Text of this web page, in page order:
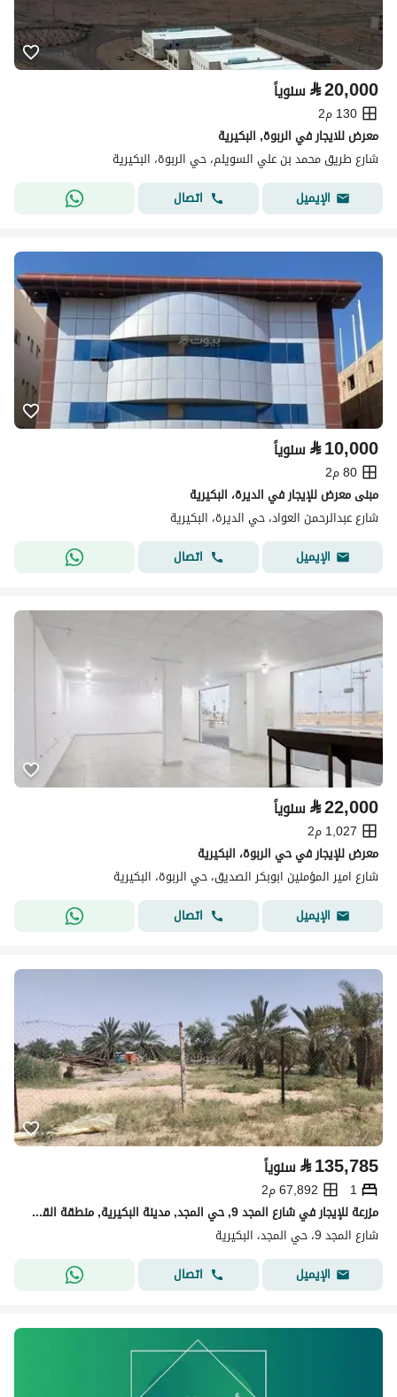
⃁20,000 سنوياً
130 م2
معرض للايجار في الربوة, البكيرية
شارع طريق محمد بن علي السويلم، حي الربوة، البكيرية
الإيميل
اتصال
⃁10,000 سنوياً
80 م2
مبنى معرض للإيجار في الديرة، البكيرية
شارع عبدالرحمن العواد، حي الديرة، البكيرية
الإيميل
اتصال
⃁22,000 سنوياً
1,027 م2
معرض للإيجار في حي الربوة، البكيرية
شارع امير المؤمنين ابوبكر الصديق، حي الربوة، البكيرية
الإيميل
اتصال
⃁135,785 سنوياً
1
67,892 م2
مزرعة للإيجار في شارع المجد 9, حي المجد, مدينة البكيرية, منطقة القصيم
شارع المجد 9، حي المجد، البكيرية
الإيميل
اتصال